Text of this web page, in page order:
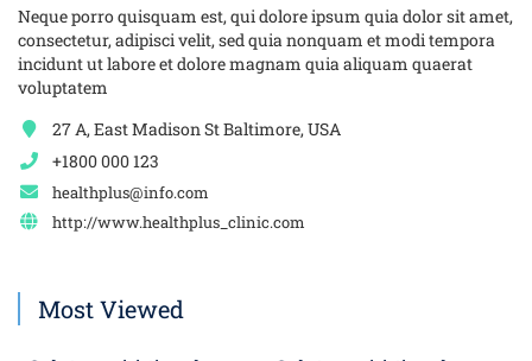
Neque porro quisquam est, qui dolore ipsum quia dolor sit amet,
consectetur, adipisci velit, sed quia nonquam et modi tempora
incidunt ut labore et dolore magnam quia aliquam quaerat
voluptatem
27 A, East Madison St Baltimore, USA
+1800 000 123
healthplus@info.com
http://www.healthplus_clinic.com
Most Viewed